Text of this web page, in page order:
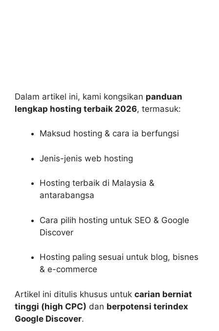
Dalam artikel ini, kami kongsikan panduan
lengkap hosting terbaik 2026, termasuk:
Maksud hosting & cara ia berfungsi
Jenis-jenis web hosting
Hosting terbaik di Malaysia &
antarabangsa
Cara pilih hosting untuk SEO & Google
Discover
Hosting paling sesuai untuk blog, bisnes
& e-commerce
Artikel ini ditulis khusus untuk carian berniat
tinggi (high CPC) dan berpotensi terindex
Google Discover.